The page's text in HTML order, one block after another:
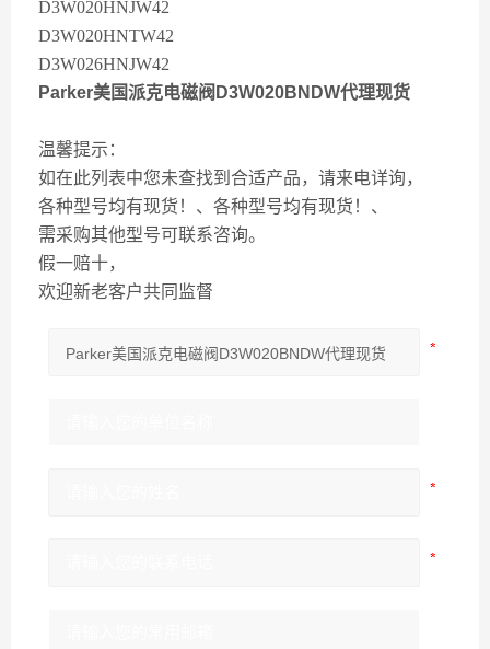
D3W020HNJW42
D3W020HNTW42
D3W026HNJW42
Parker美国派克电磁阀D3W020BNDW代理现货
温馨提示：
如在此列表中您未查找到合适产品，请来电详询，
各种型号均有现货！、各种型号均有现货！、
需采购其他型号可联系咨询。
假一赔十，
欢迎新老客户共同监督